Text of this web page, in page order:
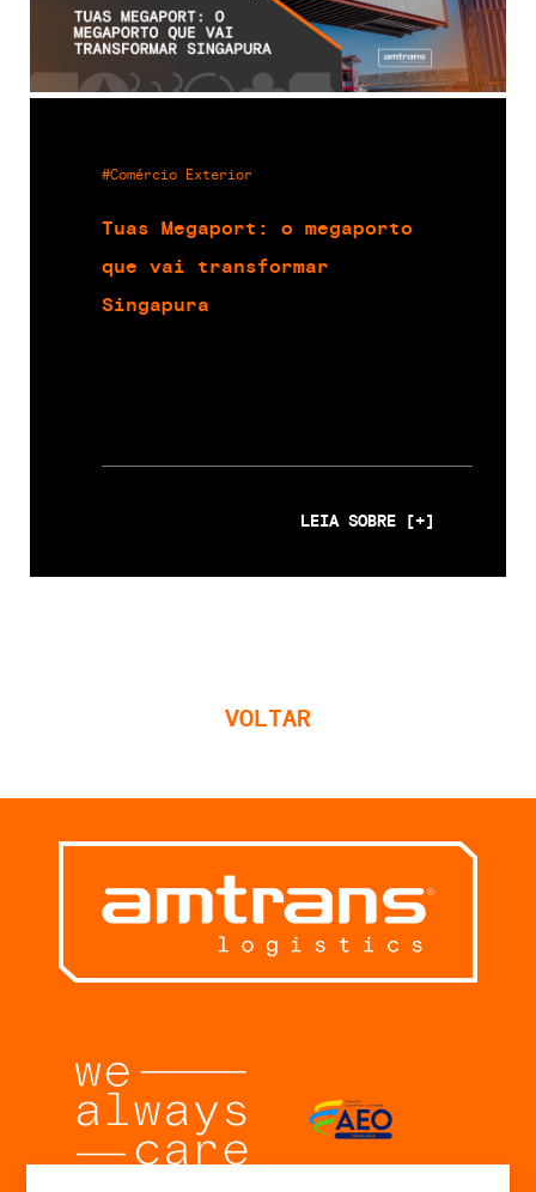
#Comércio Exterior
Tuas Megaport: o megaporto
que vai transformar
Singapura
LEIA SOBRE [+]
VOLTAR